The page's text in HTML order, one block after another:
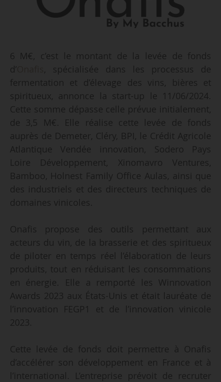
6 M€, c’est le montant de la levée de fonds
d’
, spécialisée dans les processus de
fermentation et d’élevage des vins, bières et
spiritueux, annonce la start-up le 11/06/2024.
Cette somme dépasse celle prévue initialement,
de 3,5 M€. Elle réalise cette levée de fonds
auprès de Demeter, Cléry, BPI, le Crédit Agricole
Atlantique Vendée innovation, Sodero Pays
Loire Développement, Xinomavro Ventures,
Bamboo, Holnest Family Office Aulas, ainsi que
des industriels et des directeurs techniques de
domaines vinicoles.
Onafis propose des outils permettant aux
acteurs du vin, de la brasserie et des spiritueux
de piloter en temps réel l’élaboration de leurs
produits, tout en réduisant les consommations
en énergie. Elle a remporté les Winnovation
Awards 2023 aux États-Unis et était lauréate de
l’innovation FEGP1 et de l’innovation vinicole
2023.
Cette levée de fonds doit permettre à Onafis
d’accélérer son développement en France et à
l’international. L’entreprise prévoit de recruter